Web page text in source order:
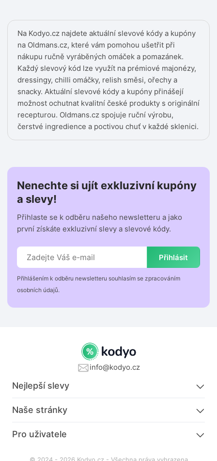
Na Kodyo.cz najdete aktuální slevové kódy a kupóny
na Oldmans.cz, které vám pomohou ušetřit při
nákupu ručně vyráběných omáček a pomazánek.
Každý slevový kód lze využít na prémiové majonézy,
dressingy, chilli omáčky, relish směsi, ořechy a
snacky. Aktuální slevové kódy a kupóny přinášejí
možnost ochutnat kvalitní české produkty s originální
recepturou. Oldmans.cz spojuje ruční výrobu,
čerstvé ingredience a poctivou chuť v každé sklenici.
Nenechte si ujít exkluzivní kupóny
a slevy!
Přihlaste se k odběru našeho newsletteru a jako
první získáte exkluzivní slevy a slevové kódy.
Přihlásit
Přihlášením k odběru newsletteru souhlasím se zpracováním
osobních údajů.
info@kodyo.cz
Nejlepší slevy
Naše stránky
Pro uživatele
© 2024 - 2026 Kodyo.cz - Všechna práva vyhrazena